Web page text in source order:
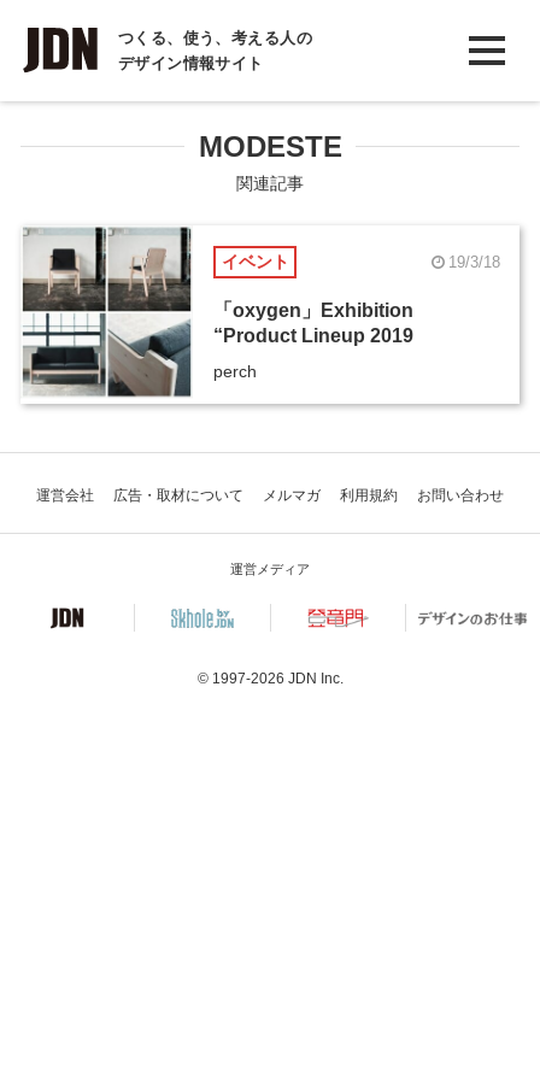
つくる、使う、考える人の
デザイン情報サイト
INTERVIEW
インタビュー
COLUMN
コラム
MODESTE
関連記事
イベント 19/3/18
「oxygen」Exhibition
“Product Lineup 2019
perch
運営会社 広告・取材について メルマガ 利用規約 お問い合わせ
運営メディア
© 1997-2026 JDN Inc.